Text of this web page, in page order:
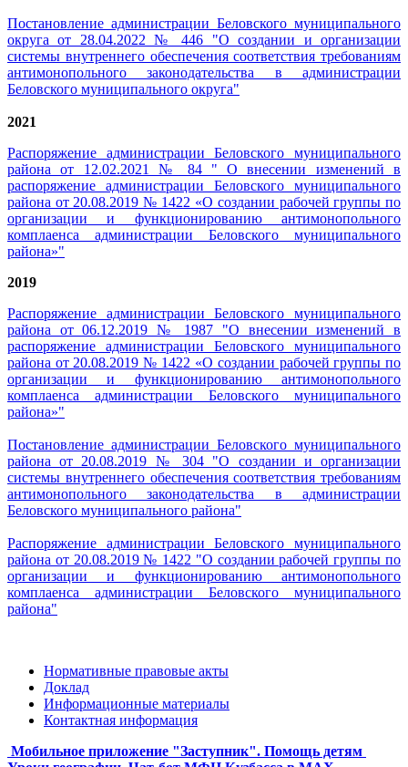
Постановление администрации Беловского муниципального
округа от 28.04.2022 № 446 "О создании и организации
системы внутреннего обеспечения соответствия требованиям
антимонопольного законодательства в администрации
Беловского муниципального округа"
2021
Распоряжение администрации Беловского муниципального
района от 12.02.2021 № 84 " О внесении изменений в
распоряжение администрации Беловского муниципального
района от 20.08.2019 № 1422 «О создании рабочей группы по
организации и функционированию антимонопольного
комплаенса администрации Беловского муниципального
района»"
2019
Распоряжение администрации Беловского муниципального
района от 06.12.2019 № 1987 "О внесении изменений в
распоряжение администрации Беловского муниципального
района от 20.08.2019 № 1422 «О создании рабочей группы по
организации и функционированию антимонопольного
комплаенса администрации Беловского муниципального
района»"
Постановление администрации Беловского муниципального
района от 20.08.2019 № 304 "О создании и организации
системы внутреннего обеспечения соответствия требованиям
антимонопольного законодательства в администрации
Беловского муниципального района"
Распоряжение администрации Беловского муниципального
района от 20.08.2019 № 1422 "О создании рабочей группы по
организации и функционированию антимонопольного
комплаенса администрации Беловского муниципального
района"
Нормативные правовые акты
Доклад
Информационные материалы
Контактная информация
Мобильное приложение "Заступник". Помощь детям